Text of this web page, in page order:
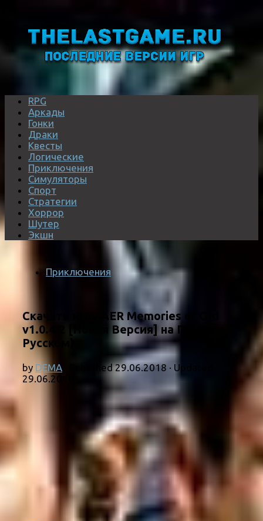
RPG
Аркады
Гонки
Драки
Квесты
Логические
Приключения
Симуляторы
Спорт
Стратегии
Хоррор
Шутер
Экшн
Приключения
Скачать игру AER Memories of Old
v1.0.4.2 [Новая Версия] на ПК (на
Русском)
by DEMA · Published29.06.2018 · Updated
29.06.2018